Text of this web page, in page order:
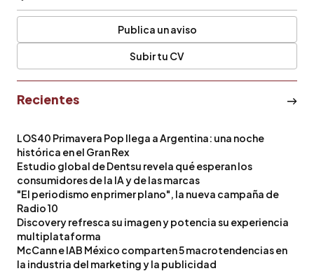
Publica un aviso
Subir tu CV
Recientes
LOS40 Primavera Pop llega a Argentina: una noche
histórica en el Gran Rex
Estudio global de Dentsu revela qué esperan los
consumidores de la IA y de las marcas
"El periodismo en primer plano", la nueva campaña de
Radio 10
Discovery refresca su imagen y potencia su experiencia
multiplataforma
McCann e IAB México comparten 5 macrotendencias en
la industria del marketing y la publicidad